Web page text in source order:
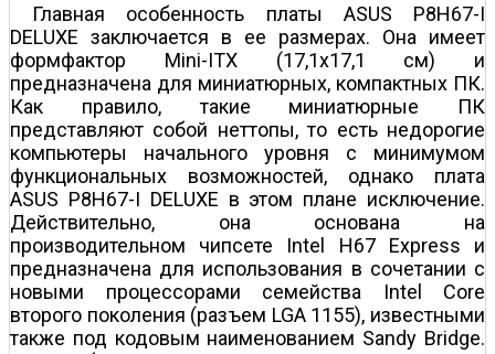
Главная особенность платы ASUS P8H67-I
DELUXE заключается в ее размерах. Она имеет
формфактор Mini-ITX (17,1x17,1 см) и
предназначена для миниатюрных, компактных ПК.
Как правило, такие миниатюрные ПК
представляют собой неттопы, то есть недорогие
компьютеры начального уровня с минимумом
функциональных возможностей, однако плата
ASUS P8H67-I DELUXE в этом плане исключение.
Действительно, она основана на
производительном чипсете Intel H67 Express и
предназначена для использования в сочетании с
новыми процессорами семейства Intel Core
второго поколения (разъем LGA 1155), известными
также под кодовым наименованием Sandy Bridge.